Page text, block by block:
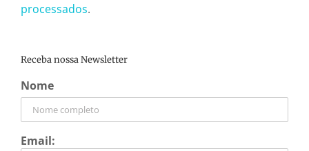
processados.
Receba nossa Newsletter
Nome
Email: